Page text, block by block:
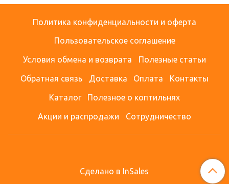
Политика конфиденциальности и оферта
Пользовательское соглашение
Условия обмена и возврата Полезные статьи
Обратная связь Доставка Оплата Контакты
Каталог Полезное о коптильнях
Акции и распродажи Сотрудничество
Сделано в InSales